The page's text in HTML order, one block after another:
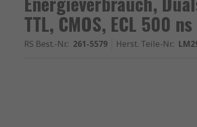
TTL, CMOS, ECL 500
RS Best.-Nr.: 261-5579 Herst. Teile-Nr.: